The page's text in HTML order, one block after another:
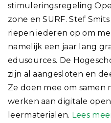
stimuleringsregeling
zone en SURF. Stef
riepen iederen op om
namelijk een jaar lang
edusources. De
zijn al aangesloten en
Ze doen mee om
werken aan digitale
leermaterialen. Lees